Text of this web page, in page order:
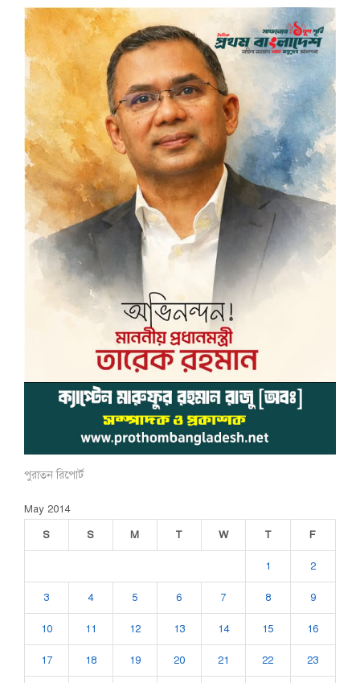
পুরাতন রিপোর্ট
May 2014
S
S M T W T F
1 2
3 4 5 6 7 8 9
10 11 12 13 14 15 16
17 18 19 20 21 22 23